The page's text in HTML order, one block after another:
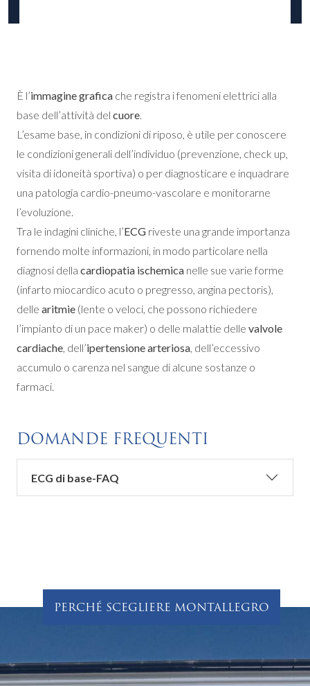
È l’immagine grafica che registra i fenomeni elettrici alla
base dell’attività del cuore.
L’esame base, in condizioni di riposo, è utile per conoscere
le condizioni generali dell’individuo (prevenzione, check up,
visita di idoneità sportiva) o per diagnosticare e inquadrare
una patologia cardio-pneumo-vascolare e monitorarne
l’evoluzione.
Tra le indagini cliniche, l’ECG riveste una grande importanza
fornendo molte informazioni, in modo particolare nella
diagnosi della cardiopatia ischemica nelle sue varie forme
(infarto miocardico acuto o pregresso, angina pectoris),
delle aritmie (lente o veloci, che possono richiedere
l’impianto di un pace maker) o delle malattie delle valvole
cardiache, dell’ipertensione arteriosa, dell’eccessivo
accumulo o carenza nel sangue di alcune sostanze o
farmaci.
DOMANDE FREQUENTI
ECG di base-FAQ
PERCHÉ SCEGLIERE MONTALLEGRO